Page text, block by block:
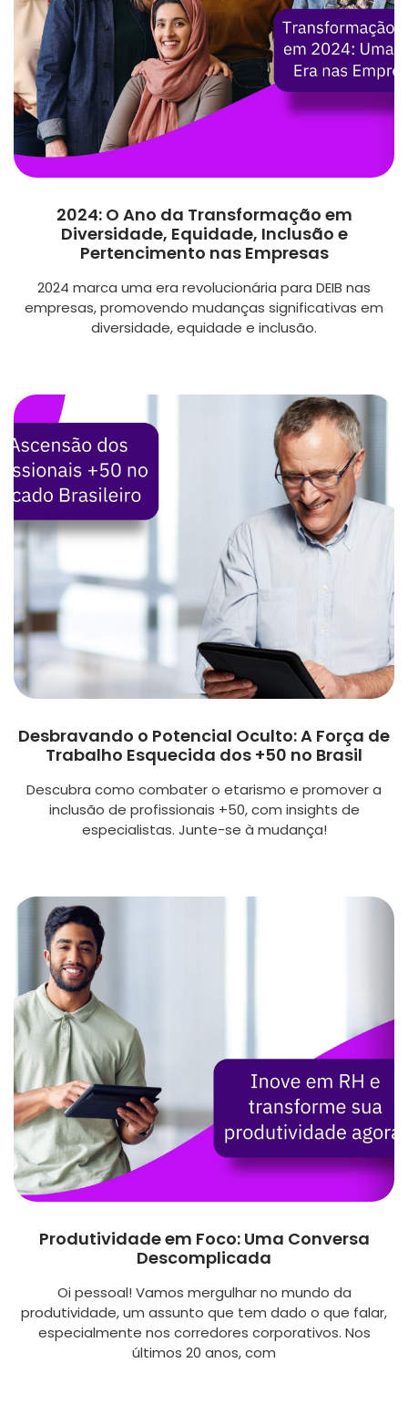
2024: O Ano da Transformação em
Diversidade, Equidade, Inclusão e
Pertencimento nas Empresas
2024 marca uma era revolucionária para DEIB nas
empresas, promovendo mudanças significativas em
diversidade, equidade e inclusão.
Desbravando o Potencial Oculto: A Força de
Trabalho Esquecida dos +50 no Brasil
Descubra como combater o etarismo e promover a
inclusão de profissionais +50, com insights de
especialistas. Junte-se à mudança!
Produtividade em Foco: Uma Conversa
Descomplicada
Oi pessoal! Vamos mergulhar no mundo da
produtividade, um assunto que tem dado o que falar,
especialmente nos corredores corporativos. Nos
últimos 20 anos, com